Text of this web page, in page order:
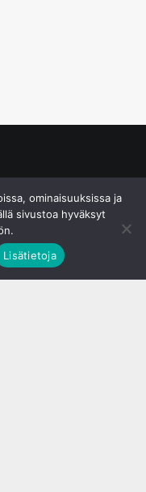
ominaisuuksissa ja
sivustoa hyväksyt
Lisätietoja